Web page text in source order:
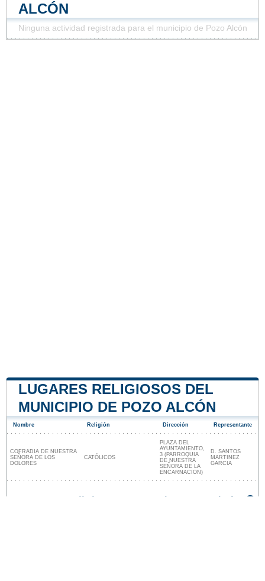
ALCÓN
Ninguna actividad registrada para el municipio de Pozo Alcón
LUGARES RELIGIOSOS DEL
MUNICIPIO DE POZO ALCÓN
Nombre Religión Dirección Representante
COFRADIA DE NUESTRA
SEÑORA DE LOS
DOLORES
CATÓLICOS
PLAZA DEL
AYUNTAMIENTO,
3 (PARROQUIA
DE NUESTRA
SEÑORA DE LA
ENCARNACION)
D. SANTOS
MARTINEZ
GARCIA
Lugares religiosos cerca de Pozo Alcón